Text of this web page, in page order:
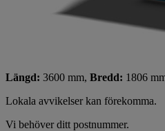
Längd: 3600 mm, Bredd: 1806
Lokala avvikelser kan förekomma.
Vi behöver ditt postnummer.